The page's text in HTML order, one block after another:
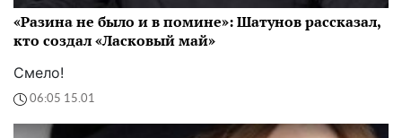
«Разина не было и в помине»: Шатунов рассказал,
кто создал «Ласковый май»
Смело!
06:05 15.01